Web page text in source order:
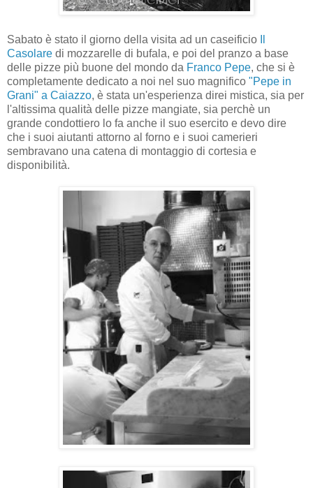
Sabato è stato il giorno della visita ad un caseificio
Casolare di mozzarelle di bufala, e poi del pranzo a base
delle pizze più buone del mondo da Franco Pepe, che si è
completamente dedicato a noi nel suo magnifico "Pepe in
Grani" a Caiazzo, è stata un'esperienza direi mistica, sia per
l'altissima qualità delle pizze mangiate, sia perchè un
grande condottiero lo fa anche il suo esercito e devo dire
che i suoi aiutanti attorno al forno e i suoi camerieri
sembravano una catena di montaggio di cortesia e
disponibilità.